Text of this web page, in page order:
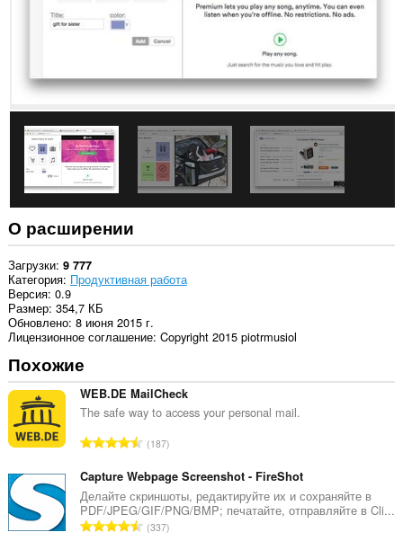
добавляет
панель.
расширения
есть
доступ
вашим
вкладкам
и
действиям
в
интернете.
О расширении
Загрузки 9 777
Категория Продуктивная работа
Версия 0.9
Размер 354,7 КБ
Обновлено 8 июня 2015 г.
Лицензионное соглашение Copyright 2015 piotrmusiol
Похожие
WEB.DE MailCheck
The safe way to access your personal mail.
В
е
г
о
о
187
Capture Webpage Screenshot - FireShot
Делайте скриншоты, редактируйте их и сохраняйте в
PDF/JPEG/GIF/PNG/BMP; печатайте, отправляйте в Cli...
В337